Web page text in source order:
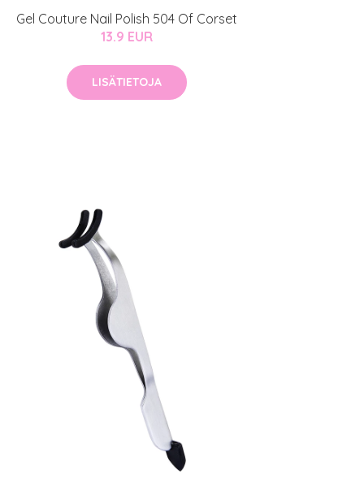
Gel Couture Nail Polish 504 Of Corset
13.9 EUR
LISÄTIETOJA